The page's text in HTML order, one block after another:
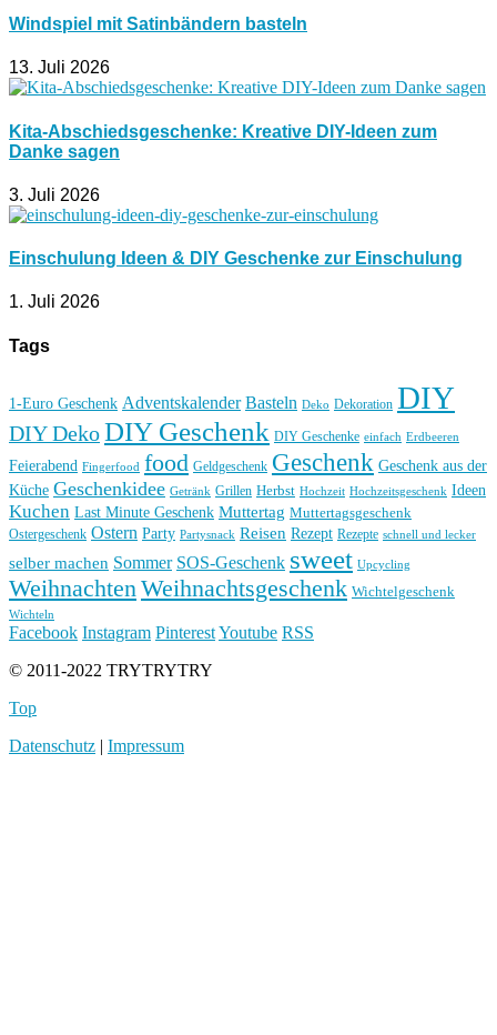
Windspiel mit Satinbändern basteln
13. Juli 2026
Kita-Abschiedsgeschenke: Kreative DIY-Ideen zum
Danke sagen
3. Juli 2026
Einschulung Ideen & DIY Geschenke zur Einschulung
1. Juli 2026
Tags
1-Euro Geschenk Adventskalender Basteln Deko Dekoration DIY
DIY DekoDIY Geschenk DIY Geschenke einfach Erdbeeren
Feierabend Fingerfood food Geldgeschenk Geschenk Geschenk aus der
Küche Geschenkidee Getränk Grillen Herbst Hochzeit Hochzeitsgeschenk Ideen
Kuchen Last Minute Geschenk Muttertag Muttertagsgeschenk
Ostergeschenk Ostern Party Partysnack Reisen Rezept Rezepte schnell und lecker
selber machen Sommer SOS-Geschenk sweet Upcycling
WeihnachtenWeihnachtsgeschenk Wichtelgeschenk
Wichteln
Facebook Instagram PinterestYoutube RSS
© 2011-2022 TRYTRYTRY
Top
Datenschutz | Impressum